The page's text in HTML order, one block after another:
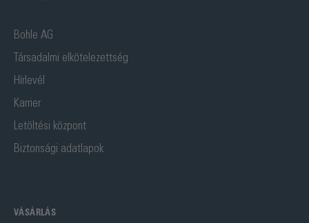
Bohle AG
Társadalmi elkötelezettség
Hírlevél
Karrier
Letöltési központ
Biztonsági adatlapok
VÁSÁRLÁS